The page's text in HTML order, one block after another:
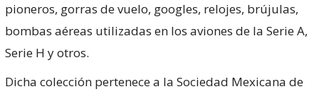
pioneros, gorras de vuelo, googles, relojes, brújulas,
bombas aéreas utilizadas en los aviones de la Serie A,
Serie H y otros.
Dicha colección pertenece a la Sociedad Mexicana de